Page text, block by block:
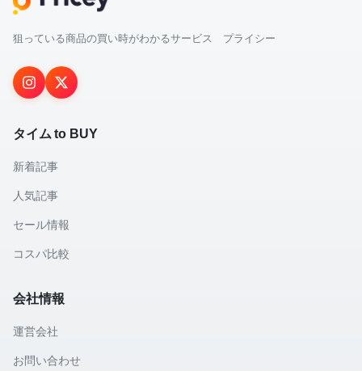
狙っている商品の買い時がわかるサービス プライシー
タイム to BUY
新着記事
人気記事
セール情報
コスパ比較
会社情報
運営会社
お問い合わせ